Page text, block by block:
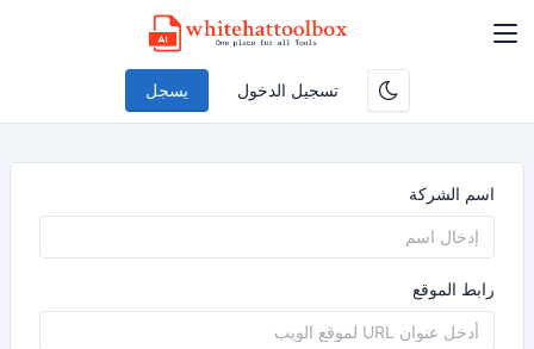
تسجيل الدخول يسجل
اسم الشركة
رابط الموقع